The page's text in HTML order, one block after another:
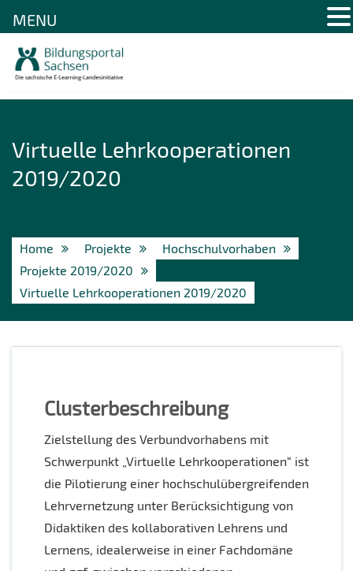
Virtuelle Lehrkooperationen
2019/2020
Home Projekte
Hochschulvorhaben
Projekte 2019/2020
Virtuelle Lehrkooperationen 2019/2020
Clusterbeschreibung
Zielstellung des Verbundvorhabens mit
Schwerpunkt „Virtuelle Lehrkooperationen“ ist
die Pilotierung einer hochschulübergreifenden
Lehrvernetzung unter Berücksichtigung von
Didaktiken des kollaborativen Lehrens und
Lernens, idealerweise in einer Fachdomäne
MENU